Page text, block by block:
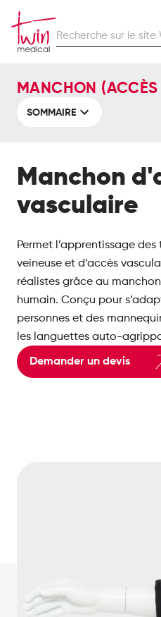
sur
Web
MANCHON
SOMMAIRE
Manchon
vasculaire
Permet l’apprentissage
veineuse et d’accès
réalistes grâce au
humain. Conçu pour
personnes et des
les languettes auto-
Demander un devis